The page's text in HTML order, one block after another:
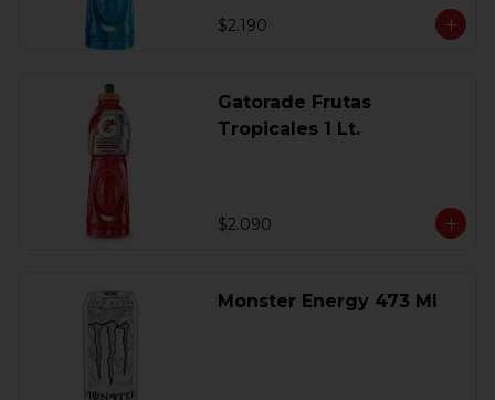
$2.190
Gatorade Frutas
Tropicales 1 Lt.
$2.090
Monster Energy 473 Ml